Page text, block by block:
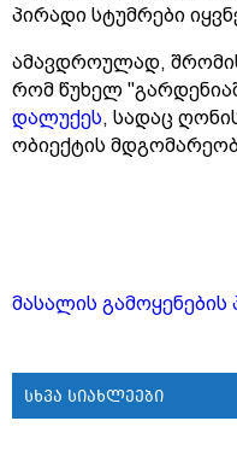
პირადი სტუმრები
ამავდროულად, შრომის
რომ წუხელ
დალუქეს, სადაც
ობიექტის
მასალის გამოყენების
სხვა სიახლეები